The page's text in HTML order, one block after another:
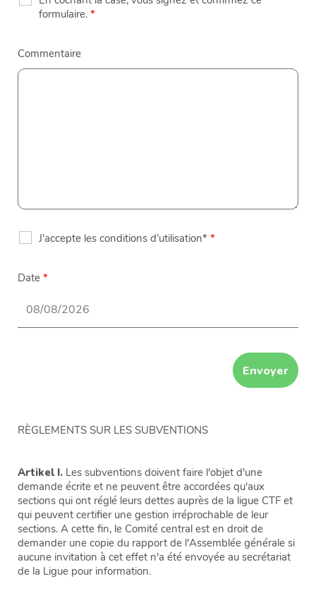
formulaire. *
Commentaire
J’accepte les conditions d’utilisation* *
Date *
RÈGLEMENTS SUR LES SUBVENTIONS
Artikel I. Les subventions doivent faire l'objet d'une
demande écrite et ne peuvent être accordées qu'aux
sections qui ont réglé leurs dettes auprès de la ligue CTF et
qui peuvent certifier une gestion irréprochable de leur
sections. A cette fin, le Comité central est en droit de
demander une copie du rapport de l'Assemblée générale si
aucune invitation à cet effet n'a été envoyée au secrétariat
de la Ligue pour information.